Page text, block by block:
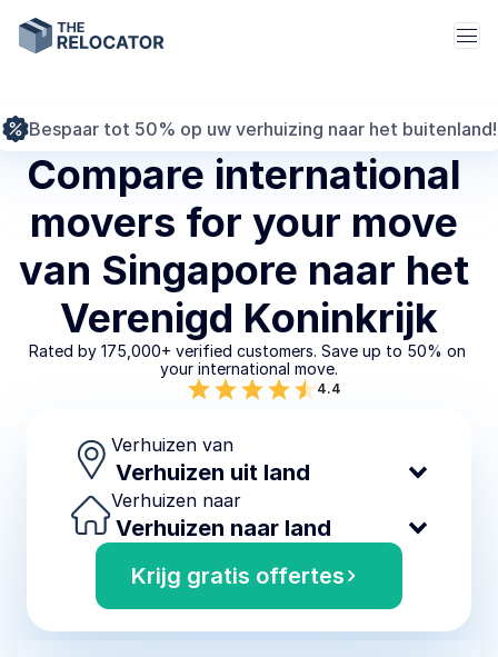
Bespaar tot 50% op uw verhuizing naar het buitenland!
Compare international
movers for your move
van Singapore naar het
Verenigd Koninkrijk
Rated by 175,000+ verified customers. Save up to 50% on
your international move.
4.4
Verhuizen van
Verhuizen naar
Krijg gratis offertes